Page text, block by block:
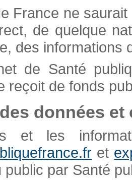
France ne
de quelque
des informations
de Santé
reçoit de fonds
données et
et les
et
public par Santé